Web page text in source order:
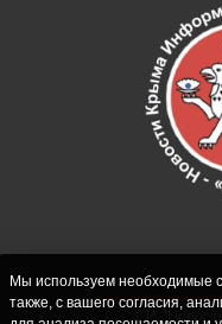
СИ
Мы используем необходимые
также, с вашего согласия,